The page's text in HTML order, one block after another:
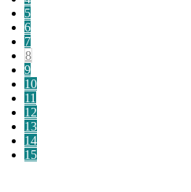
5
6
7
8
9
10
11
12
13
14
15